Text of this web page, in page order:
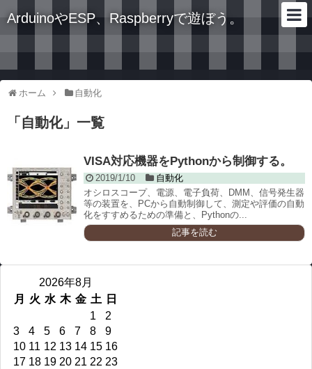
ArduinoやESP、Raspberryで遊ぼう。
ホーム 自動化
「 自動化」 一覧
VISA対応機器をPythonから制御する。
2019/1/10
自動化
オシロスコープ、電源、電子負荷、DMM、信号発生器
等の装置を、PCから自動制御して、測定や評価の自動
化をすすめるための準備と、Pythonの...
記事を読む
2026年8月
月
火 水 木 金 土 日
1
2
3
4 5 6 7 8
9
10 11 12 13 14 15 16
17 18 19 20 21 22 23